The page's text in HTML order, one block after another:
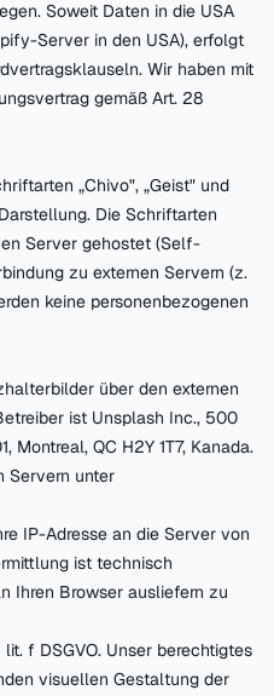
Soweit Daten in die USA
Server in den USA), erfolgt
Wir haben mit
gemäß Art. 28
„Chivo", „Geist" und
Die Schriftarten
Server gehostet (Self-
zu externen Servern (z.
keine personenbezogenen
über den externen
ist Unsplash Inc., 500
Montreal, QC H2Y 1T7, Kanada.
Servern unter
IP-Adresse an die Server von
ist technisch
Ihren Browser ausliefern zu
f DSGVO. Unser berechtigtes
visuellen Gestaltung der